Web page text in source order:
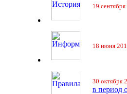
19
18 июня
30 октября
в период